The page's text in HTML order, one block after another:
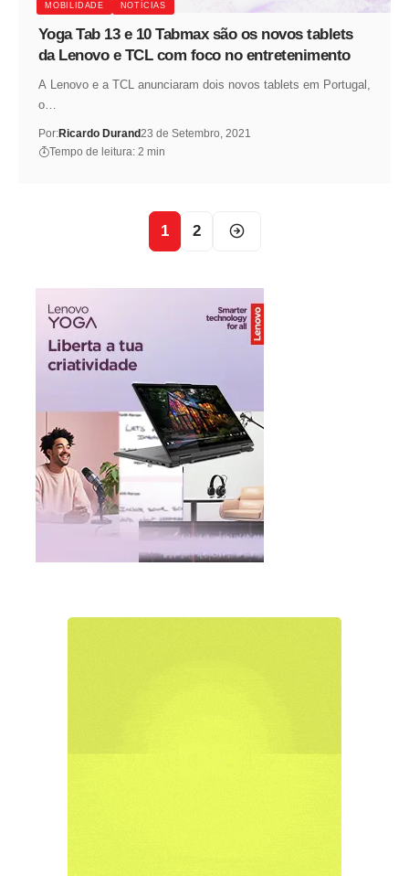
MOBILIDADE NOTÍCIAS
Yoga Tab 13 e 10 Tabmax são os novos tablets
da Lenovo e TCL com foco no entretenimento
A Lenovo e a TCL anunciaram dois novos tablets em Portugal,
o…
Por:Ricardo Durand23 de Setembro, 2021
Tempo de leitura: 2 min
1 2